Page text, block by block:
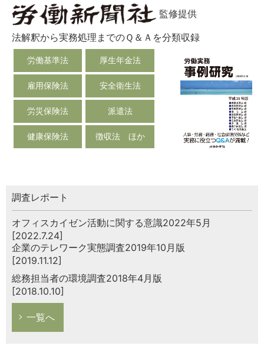
監修提供
法解釈から実務処理までのＱ＆Ａを分類収録
労働基準法 厚生年金法
雇用保険法 安全衛生法
労災保険法 派遣法
健康保険法 徴収法 ほか
調査レポート
オフィスカイゼン活動に関する意識2022年5月
[2022.7.24]
企業のテレワーク実態調査2019年10月版
[2019.11.12]
総務担当者の環境調査2018年4月版
[2018.10.10]
一覧へ